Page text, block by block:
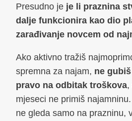
Presudno je je li praznina
dalje funkcionira kao dio
zarađivanje novcem od
Ako aktivno tražiš
spremna za najam, ne
pravo na odbitak troškova,
mjeseci ne primiš
ne gleda samo na prazninu,